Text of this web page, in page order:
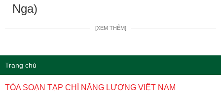
Nga)
[XEM THÊM]
Trang chủ
TÒA SOẠN TẠP CHÍ NĂNG LƯỢNG VIỆT NAM